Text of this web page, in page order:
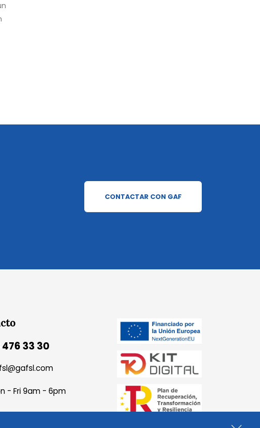
CONTACTAR CON GAF
476 33 30
- Fri 9am - 6pm